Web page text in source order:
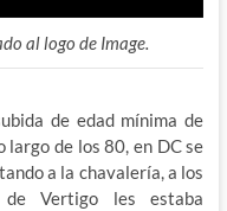
al logo de Image.
de edad mínima de
largo de los 80, en DC se
a la chavalería, a los
Vertigo les estaba